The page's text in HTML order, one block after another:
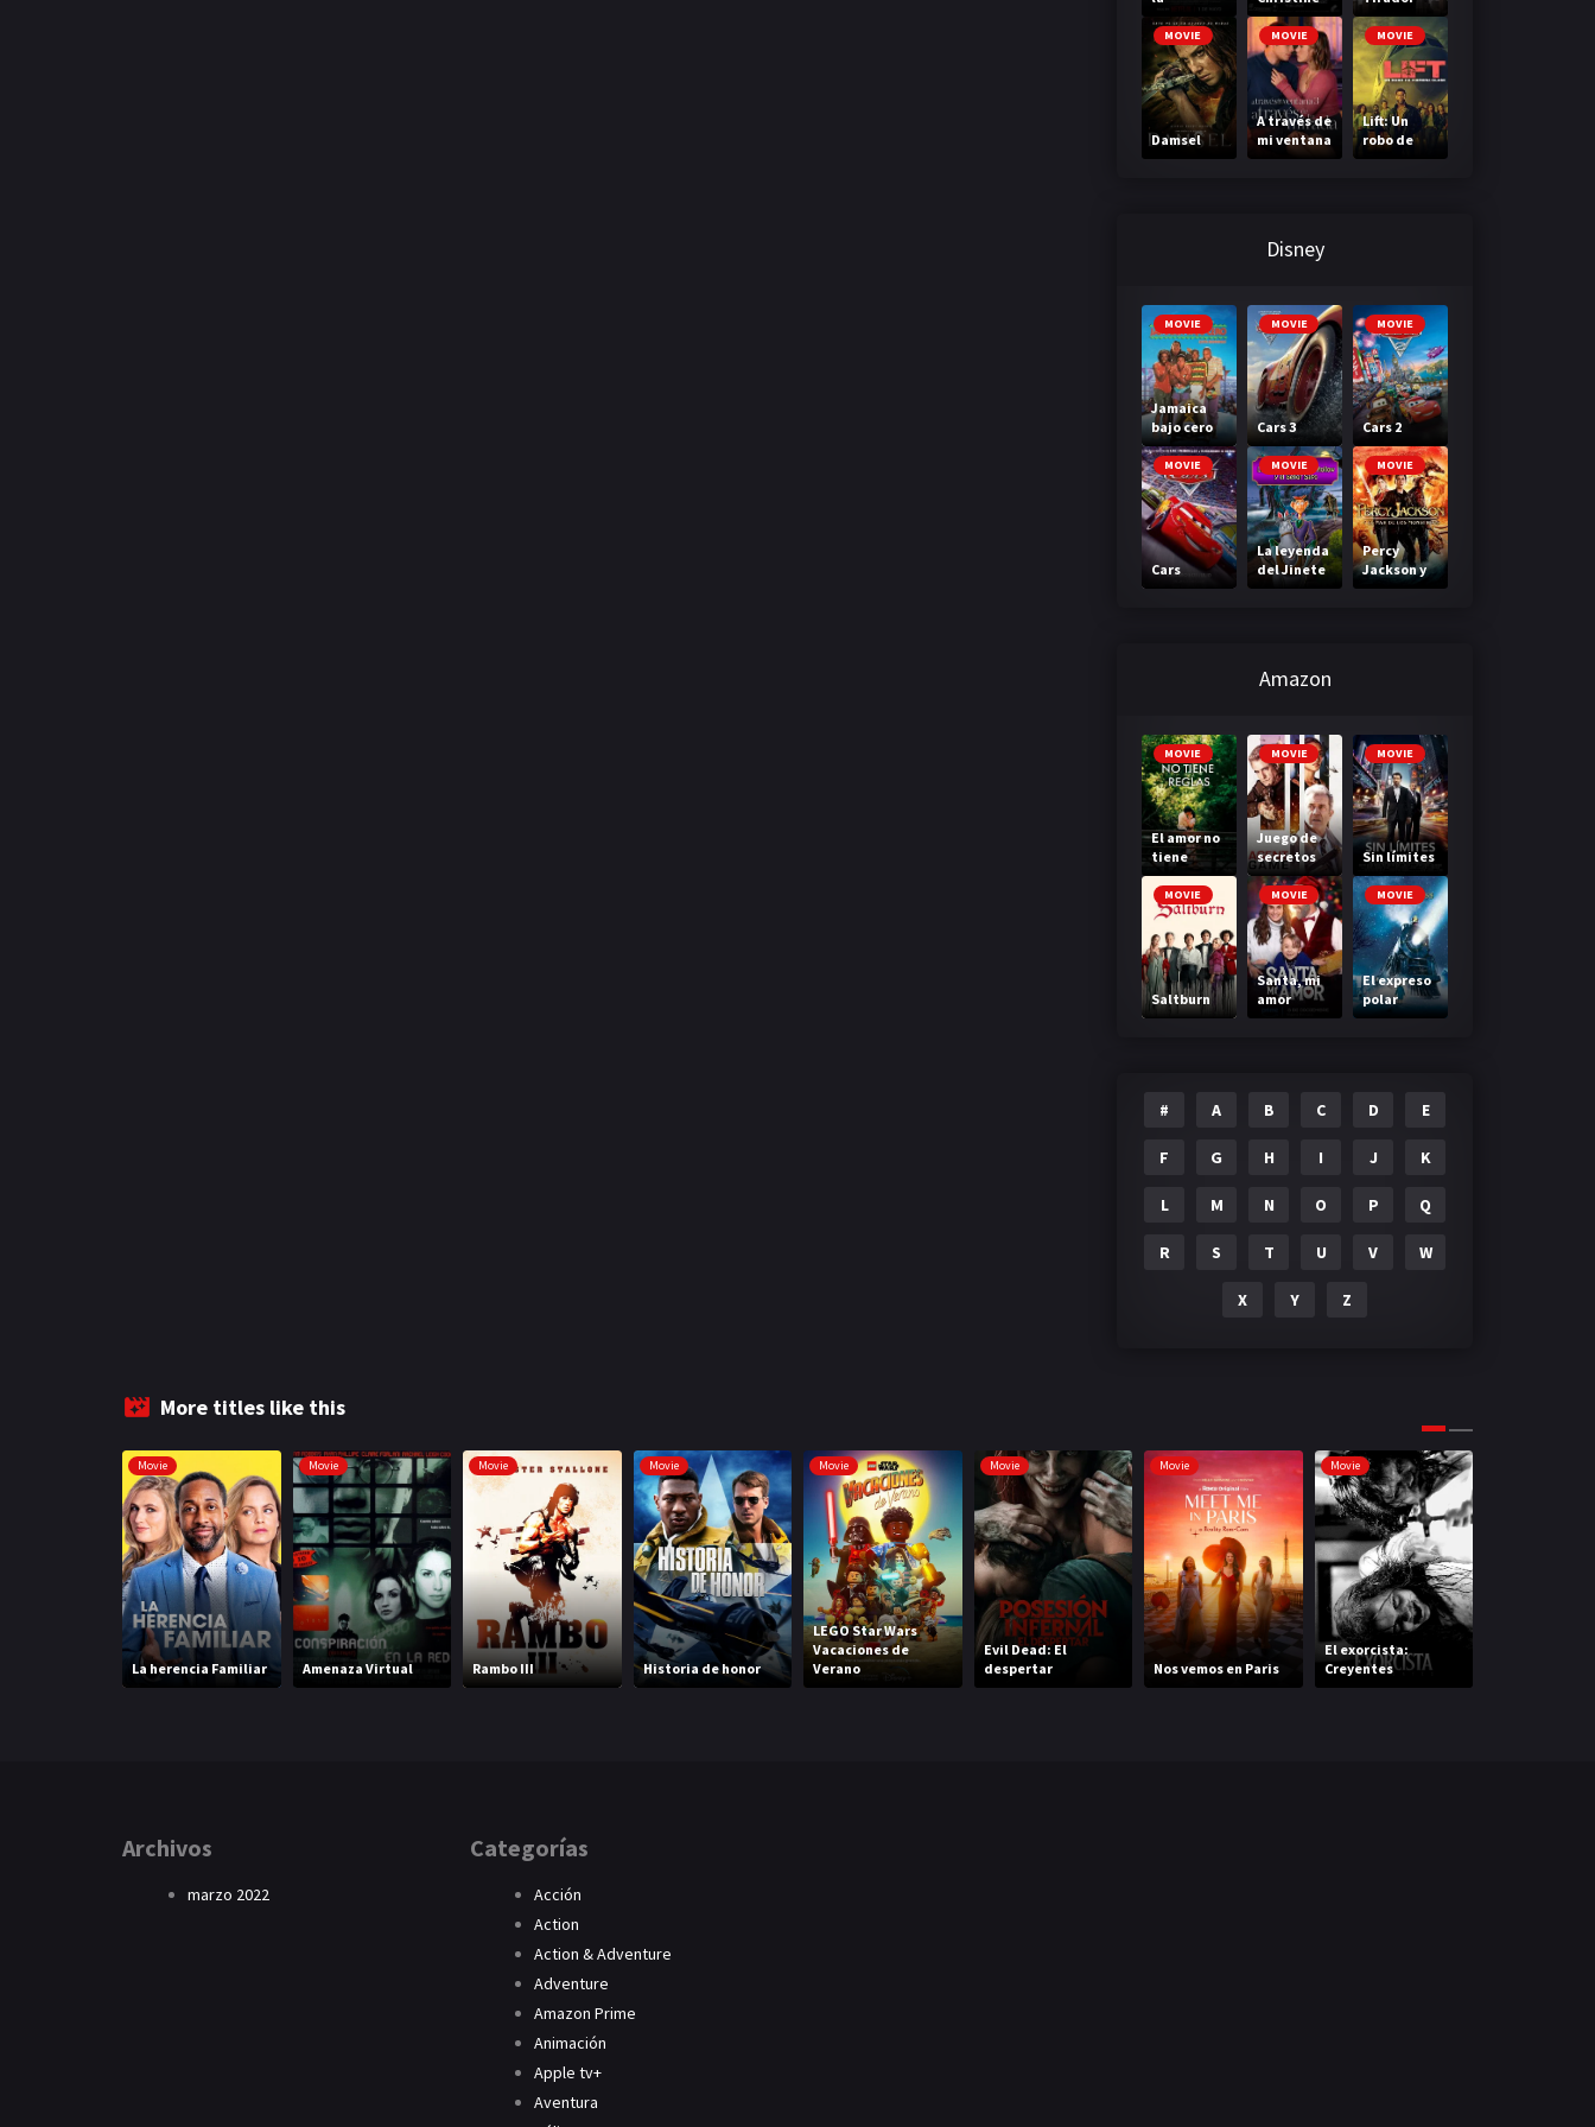
Madriguer
a MOVIE
Damsel
MOVIE
A través de
mi ventana
3: A través
MOVIE
Lift: Un
robo de
primera
Disney
MOVIE
Jamaica
bajo cero
MOVIE
Cars 3
MOVIE
Cars 2
MOVIE
Cars
MOVIE
La leyenda
del Jinete
sin cabeza
MOVIE
Percy
Jackson y
el mar de
Amazon
MOVIE
El amor no
tiene
reglas
MOVIE
Juego de
secretos
MOVIE
Sin límites
MOVIE
Saltburn
MOVIE
Santa, mi
amor
MOVIE
El expreso
polar
# A B C D E
F G H I J K
L M N O P Q
R S T U V W
X Y Z
More titles like this
Movie
La herencia Familiar
Movie
Amenaza Virtual
Movie
Rambo III
Movie
Historia de honor
Movie
LEGO Star Wars
Vacaciones de
Verano
Movie
Evil Dead: El
despertar
Movie
Nos vemos en Paris
Movie
El exorcista:
Creyentes
Archivos
marzo 2022
Categorías
Acción
Action
Action & Adventure
Adventure
Amazon Prime
Animación
Apple tv+
Aventura